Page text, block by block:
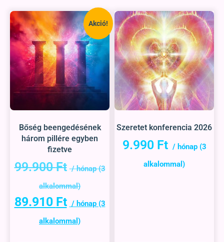
Akció!
Bőség beengedésének
három pillére egyben
fizetve
99.900Ft
89.910 Ft
Szeretet konferencia 2026
9.990 Ft